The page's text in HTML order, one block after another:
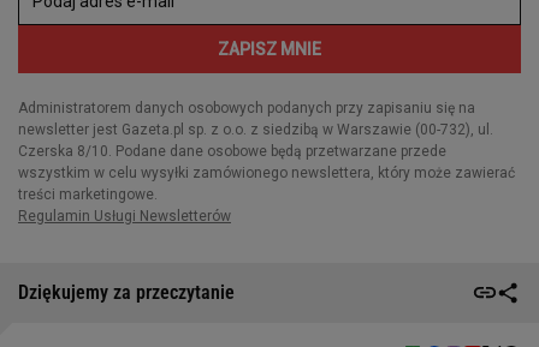
Dziękujemy za przeczytanie